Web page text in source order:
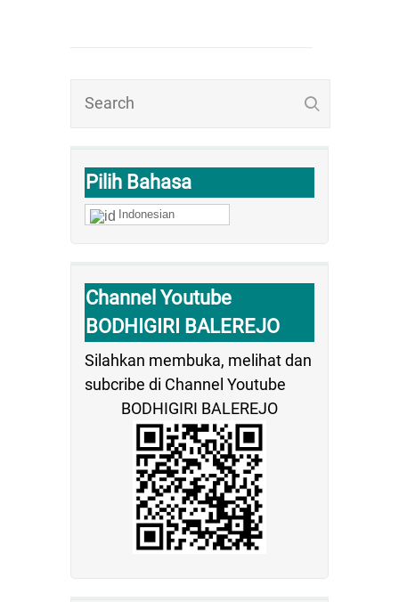
Pilih Bahasa
Indonesian
Channel Youtube
BODHIGIRI BALEREJO
Silahkan membuka, melihat dan
subcribe di Channel Youtube
BODHIGIRI BALEREJO